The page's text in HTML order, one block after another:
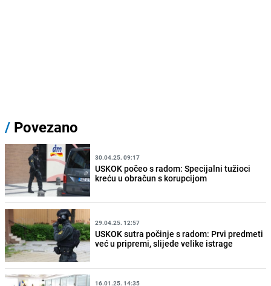
/ Povezano
30.04.25. 09:17
USKOK počeo s radom: Specijalni tužioci
kreću u obračun s korupcijom
29.04.25. 12:57
USKOK sutra počinje s radom: Prvi predmeti
već u pripremi, slijede velike istrage
16.01.25. 14:35